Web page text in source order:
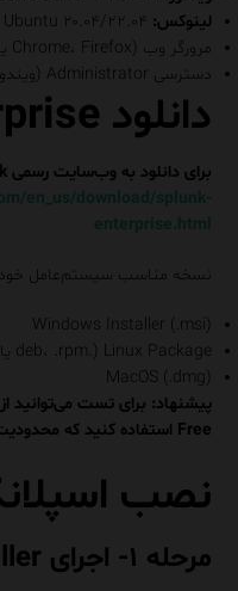
لینوکس:
مرورگر وب (Chrome، Firefox یا Edge)
دسترسی Administrator (ویندوز) یا Root (لینوکس)
دانلود Splunk Enterprise
برای دانلود به وب‌سایت رسمی Splunk مراجعه کنید:
en_us/download/splunk-
enterprise.html
نسخه مناسب سیستم‌عامل خود
Windows Installer (.msi)
Linux Package (.deb، .rpm یا .tgz)
MacOS (.dmg)
Free استفاده کنید که محدودیت ۵۰۰MB داده در روز دارد.
نصب
مرحله ۱- اجرای Installer